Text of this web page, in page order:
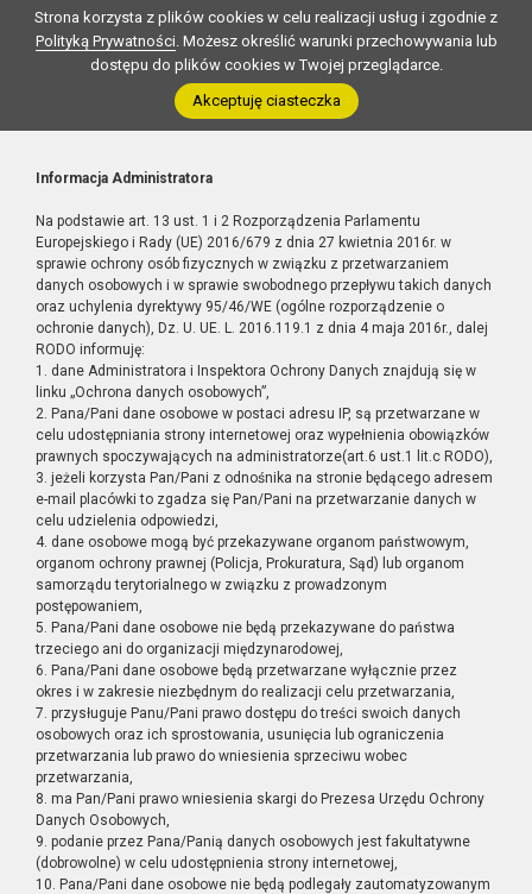
Strona korzysta z plików cookies w celu realizacji usług i zgodnie z
Polityką Prywatności. Możesz określić warunki przechowywania lub
dostępu do plików cookies w Twojej przeglądarce.
Akceptuję ciasteczka
Informacja Administratora
Na podstawie art. 13 ust. 1 i 2 Rozporządzenia Parlamentu
Europejskiego i Rady (UE) 2016/679 z dnia 27 kwietnia 2016r. w
sprawie ochrony osób fizycznych w związku z przetwarzaniem
danych osobowych i w sprawie swobodnego przepływu takich danych
oraz uchylenia dyrektywy 95/46/WE (ogólne rozporządzenie o
ochronie danych), Dz. U. UE. L. 2016.119.1 z dnia 4 maja 2016r., dalej
RODO informuję:
1. dane Administratora i Inspektora Ochrony Danych znajdują się w
linku „Ochrona danych osobowych”,
2. Pana/Pani dane osobowe w postaci adresu IP, są przetwarzane w
celu udostępniania strony internetowej oraz wypełnienia obowiązków
prawnych spoczywających na administratorze(art.6 ust.1 lit.c RODO),
3. jeżeli korzysta Pan/Pani z odnośnika na stronie będącego adresem
e-mail placówki to zgadza się Pan/Pani na przetwarzanie danych w
celu udzielenia odpowiedzi,
4. dane osobowe mogą być przekazywane organom państwowym,
organom ochrony prawnej (Policja, Prokuratura, Sąd) lub organom
samorządu terytorialnego w związku z prowadzonym
postępowaniem,
5. Pana/Pani dane osobowe nie będą przekazywane do państwa
trzeciego ani do organizacji międzynarodowej,
6. Pana/Pani dane osobowe będą przetwarzane wyłącznie przez
okres i w zakresie niezbędnym do realizacji celu przetwarzania,
7. przysługuje Panu/Pani prawo dostępu do treści swoich danych
osobowych oraz ich sprostowania, usunięcia lub ograniczenia
przetwarzania lub prawo do wniesienia sprzeciwu wobec
przetwarzania,
8. ma Pan/Pani prawo wniesienia skargi do Prezesa Urzędu Ochrony
Danych Osobowych,
9. podanie przez Pana/Panią danych osobowych jest fakultatywne
(dobrowolne) w celu udostępnienia strony internetowej,
10. Pana/Pani dane osobowe nie będą podlegały zautomatyzowanym